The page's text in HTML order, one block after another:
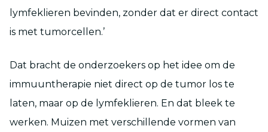
lymfeklieren bevinden, zonder dat er direct contact
is met tumorcellen.’
Dat bracht de onderzoekers op het idee om de
immuuntherapie niet direct op de tumor los te
laten, maar op de lymfeklieren. En dat bleek te
werken. Muizen met verschillende vormen van